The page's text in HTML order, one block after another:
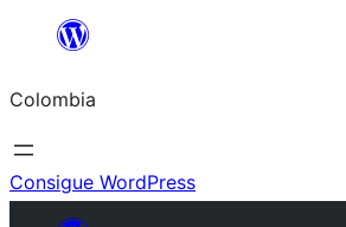
Saltar
contenido
Colombia
Consigue WordPress